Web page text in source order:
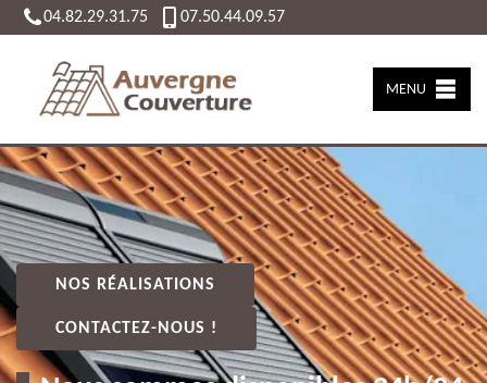
04.82.29.31.75 07.50.44.09.57
MENU
NOS RÉALISATIONS
CONTACTEZ-NOUS !